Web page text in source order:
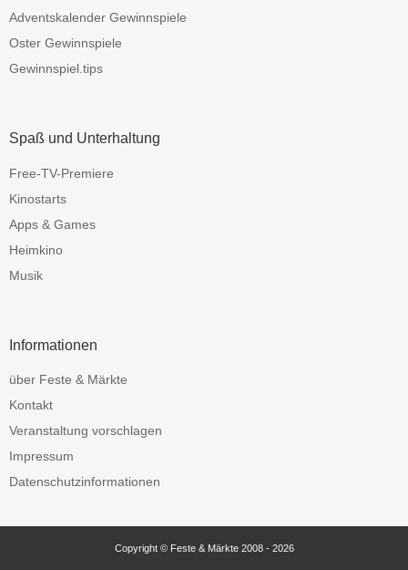
Adventskalender Gewinnspiele
Oster Gewinnspiele
Gewinnspiel.tips
Spaß und Unterhaltung
Free-TV-Premiere
Kinostarts
Apps & Games
Heimkino
Musik
Informationen
über Feste & Märkte
Kontakt
Veranstaltung vorschlagen
Impressum
Datenschutzinformationen
Copyright © Feste & Märkte 2008 - 2026